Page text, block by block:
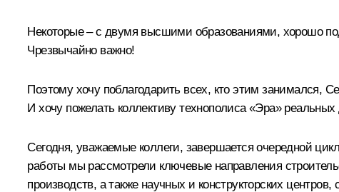
Некоторые – с двумя высшими образованиями, хорошо
Чрезвычайно важно!
Поэтому хочу поблагодарить всех, кто этим занимался,
И хочу пожелать коллективу технополиса «Эра»
Сегодня, уважаемые коллеги, завершается очередной
работы мы рассмотрели ключевые направления
производств, а также научных и конструкторских